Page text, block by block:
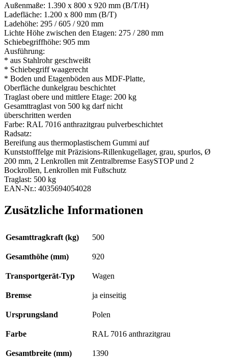
Außenmaße: 1.390 x 800 x 920 mm (B/T/H)
Ladefläche: 1.200 x 800 mm (B/T)
Ladehöhe: 295 / 605 / 920 mm
Lichte Höhe zwischen den Etagen: 275 / 280 mm
Schiebegriffhöhe: 905 mm
Ausführung:
* aus Stahlrohr geschweißt
* Schiebegriff waagerecht
* Boden und Etagenböden aus MDF-Platte,
Oberfläche dunkelgrau beschichtet
Traglast obere und mittlere Etage: 200 kg
Gesamttraglast von 500 kg darf nicht
überschritten werden
Farbe: RAL 7016 anthrazitgrau pulverbeschichtet
Radsatz:
Bereifung aus thermoplastischem Gummi auf
Kunststofffelge mit Präzisions-Rillenkugellager, grau, spurlos, Ø
200 mm, 2 Lenkrollen mit Zentralbremse EasySTOP und 2
Bockrollen, Lenkrollen mit Fußschutz
Traglast: 500 kg
EAN-Nr.: 4035694054028
Zusätzliche Informationen
Gesamttragkraft (kg) 500
Gesamthöhe (mm) 920
Transportgerät-Typ Wagen
Bremse ja einseitig
Ursprungsland Polen
Farbe RAL 7016 anthrazitgrau
Gesamtbreite (mm) 1390